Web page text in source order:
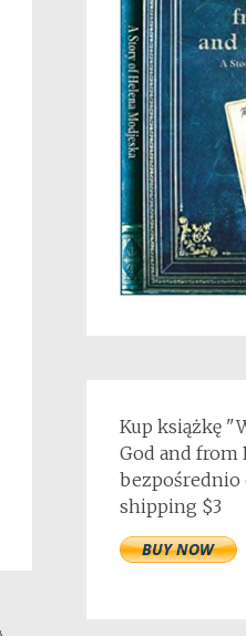
Kup książkę
God and from
bezpośrednio
shipping $3